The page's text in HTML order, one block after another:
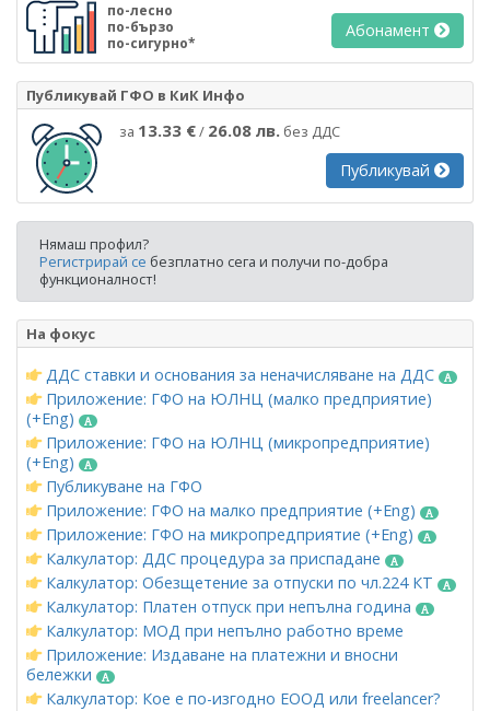
по-лесно
по-бързо
по-сигурно*
Абонамент
Публикувай ГФО в КиК Инфо
за 13.33 €/ 26.08 лв. без ДДС
Публикувай
Нямаш профил?
Регистрирай се безплатно сега и получи по-добра
функционалност!
На фокус
ДДС ставки и основания за неначисляване на ДДС
Приложение: ГФО на ЮЛНЦ (малко предприятие)
(+Eng)
Приложение: ГФО на ЮЛНЦ (микропредприятие)
(+Eng)
Публикуване на ГФО
Приложение: ГФО на малко предприятие (+Eng)
Приложение: ГФО на микропредприятие (+Eng)
Калкулатор: ДДС процедура за приспадане
Калкулатор: Обезщетение за отпуски по чл.224 КТ
Калкулатор: Платен отпуск при непълна година
Калкулатор: МОД при непълно работно време
Приложение: Издаване на платежни и вносни
бележки
Калкулатор: Кое е по-изгодно ЕООД или freelancer?